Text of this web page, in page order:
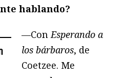
hablando?
—ConEsperando a
los bárbaros, de
Coetzee. Me